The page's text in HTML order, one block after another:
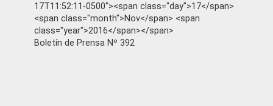
17T11:52:11-0500"><span class="day">17</span>
<span class="month">Nov</span> <span
class="year">2016</span></span>
Boletín de Prensa Nº 392